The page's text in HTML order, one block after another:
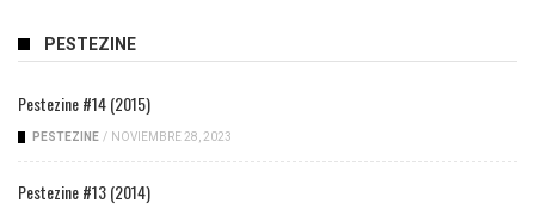
PESTEZINE
Pestezine #14 (2015)
PESTEZINE / NOVIEMBRE 28, 2023
Pestezine #13 (2014)